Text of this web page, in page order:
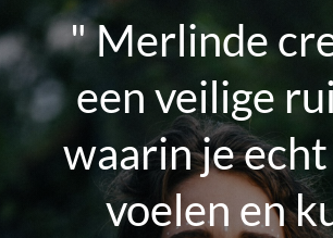
" Merlinde
een veilige
waarin je
voelen en